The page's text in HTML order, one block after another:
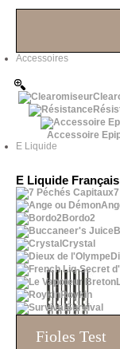
Accessoires
Accessoire
E Liquide
E Liquide Français
Bordo2
Crystal
Roykin
Survival
Fioles Test